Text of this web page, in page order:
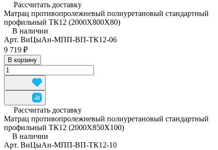
Рассчитать доставку
Матрац противопролежневый полиуретановый стандартный
профильный ТК12 (2000Х800Х80)
В наличии
Арт. ВиЦыАн-МПП-ВП-ТК12-06
9 719 ₽
В корзину
Рассчитать доставку
Матрац противопролежневый полиуретановый стандартный
профильный ТК12 (2000Х850Х100)
В наличии
Арт. ВиЦыАн-МПП-ВП-ТК12-10